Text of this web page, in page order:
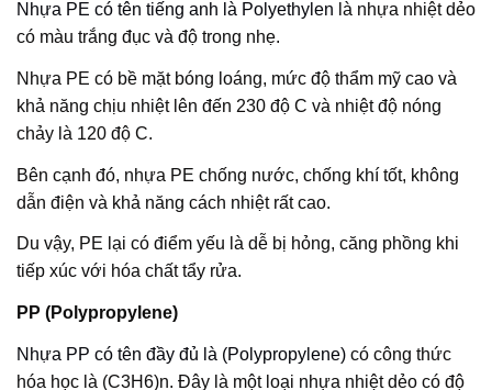
Nhựa PE có tên tiếng anh là Polyethylen là nhựa nhiệt dẻo
có màu trắng đục và độ trong nhẹ.
Nhựa PE có bề mặt bóng loáng, mức độ thẩm mỹ cao và
khả năng chịu nhiệt lên đến 230 độ C và nhiệt độ nóng
chảy là 120 độ C.
Bên cạnh đó, nhựa PE chống nước, chống khí tốt, không
dẫn điện và khả năng cách nhiệt rất cao.
Du vậy, PE lại có điểm yếu là dễ bị hỏng, căng phồng khi
tiếp xúc với hóa chất tẩy rửa.
PP (Polypropylene)
Nhựa PP có tên đầy đủ là (Polypropylene) có công thức
hóa học là (C3H6)n. Đây là một loại nhựa nhiệt dẻo có độ